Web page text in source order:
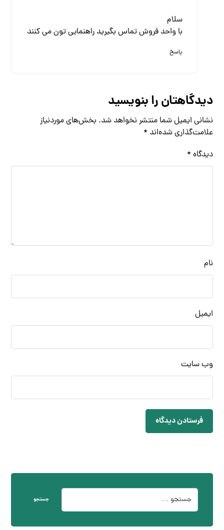
سلام
با واحد فروش تماس بگیرید راهنمایی تون می کنند
پاسخ
دیدگاهتان را بنویسید
نشانی ایمیل شما منتشر نخواهد شد. بخش‌های موردنیاز
علامت‌گذاری شده‌اند *
دیدگاه *
نام
ایمیل
وب‌ سایت
فرستادن دیدگاه
جستجو